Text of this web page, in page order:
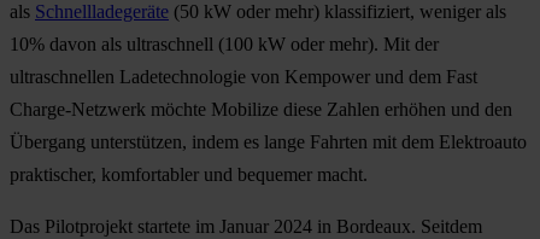
als Schnellladegeräte (50 kW oder mehr) klassifiziert, weniger als
10% davon als ultraschnell (100 kW oder mehr). Mit der
ultraschnellen Ladetechnologie von Kempower und dem Fast
Charge-Netzwerk möchte Mobilize diese Zahlen erhöhen und den
Übergang unterstützen, indem es lange Fahrten mit dem Elektroauto
praktischer, komfortabler und bequemer macht.
Das Pilotprojekt startete im Januar 2024 in Bordeaux. Seitdem